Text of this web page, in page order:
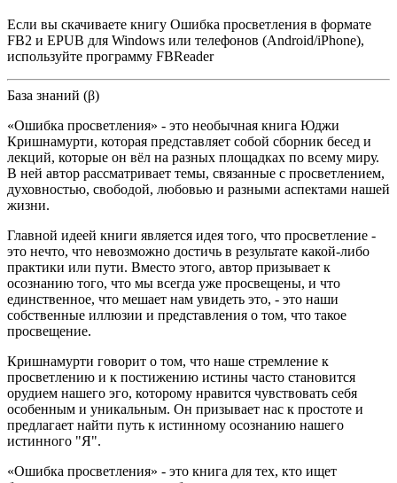
Если вы скачиваете книгу Ошибка просветления в формате
FB2 и EPUB для Windows или телефонов (Android/iPhone),
используйте программу FBReader
База знаний (β)
«Ошибка просветления» - это необычная книга Юджи
Кришнамурти, которая представляет собой сборник бесед и
лекций, которые он вёл на разных площадках по всему миру.
В ней автор рассматривает темы, связанные с просветлением,
духовностью, свободой, любовью и разными аспектами нашей
жизни.
Главной идеей книги является идея того, что просветление -
это нечто, что невозможно достичь в результате какой-либо
практики или пути. Вместо этого, автор призывает к
осознанию того, что мы всегда уже просвещены, и что
единственное, что мешает нам увидеть это, - это наши
собственные иллюзии и представления о том, что такое
просвещение.
Кришнамурти говорит о том, что наше стремление к
просветлению и к постижению истины часто становится
орудием нашего эго, которому нравится чувствовать себя
особенным и уникальным. Он призывает нас к простоте и
предлагает найти путь к истинному осознанию нашего
истинного "Я".
«Ошибка просветления» - это книга для тех, кто ищет